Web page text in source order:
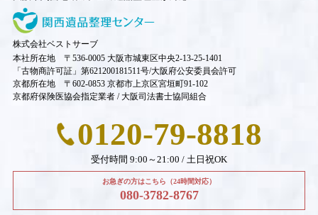
株式会社ベストサーブ
本社所在地 〒536-0005 大阪市城東区中央2-13-25-1401
「古物商許可証」第621200181511号/大阪府公安委員会許可
京都所在地 〒602-0853 京都市上京区宮垣町91-102
京都府保険医協会指定業者 / 大阪司法書士協同組合
0120-79-8818
受付時間 9:00～21:00 / 土日祝OK
お急ぎの方はこちら（24時間対応）
080-3782-8767